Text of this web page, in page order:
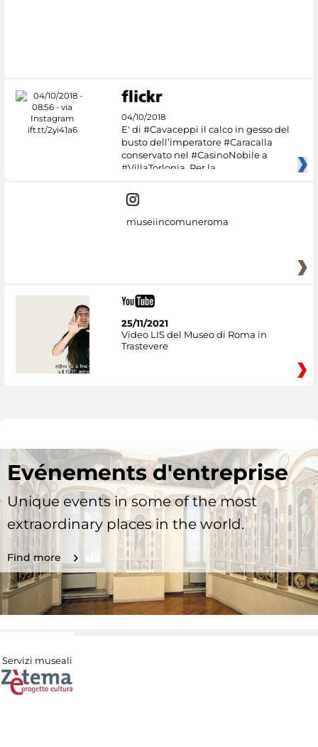
04/10/2018
E' di #Cavaceppi il calco in gesso del
busto dell’imperatore #Caracalla
conservato nel #CasinoNobile a
#VillaTorlonia. Per la
museiincomuneroma
25/11/2021
Video LIS del Museo di Roma in
Trastevere
Evénements d'entreprise
Unique events in some of the most
extraordinary places in the world.
Find more
Servizi museali